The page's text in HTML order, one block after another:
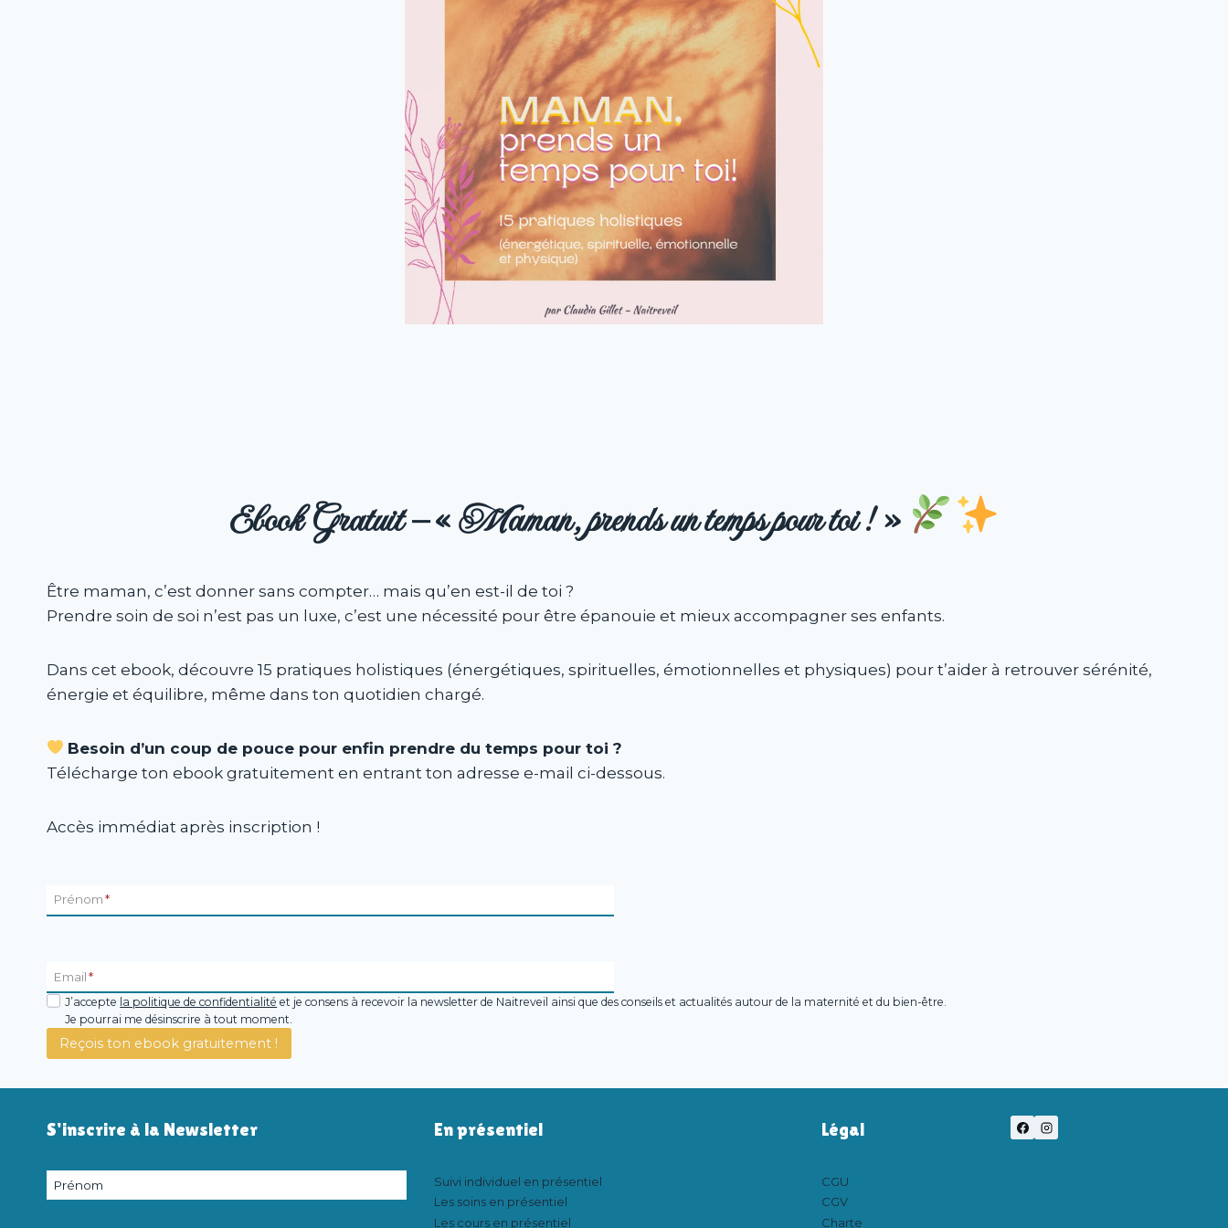
Ebook Gratuit – « Maman, prends un temps pour toi ! »
Être maman, c’est donner sans compter… mais qu’en est-il de toi ?
Prendre soin de soi n’est pas un luxe, c’est une nécessité pour être épanouie et mieux accompagner ses enfants.
Dans cet ebook, découvre 15 pratiques holistiques (énergétiques, spirituelles, émotionnelles et physiques) pour t’aider à retrouver sérénité,
énergie et équilibre, même dans ton quotidien chargé.
Besoin d’un coup de pouce pour enfin prendre du temps pour toi ?
Télécharge ton ebook gratuitement en entrant ton adresse e-mail ci-dessous.
Accès immédiat après inscription !
Prénom*
Email*
J’accepte la politique de confidentialité et je consens à recevoir la newsletter de Naitreveil ainsi que des conseils et actualités autour de la maternité et du bien-être.
Je pourrai me désinscrire à tout moment.
Reçois ton ebook gratuitement !
S'inscrire à la Newsletter En présentiel
Suivi individuel en présentiel
Les soins en présentiel
Les cours en présentiel
Légal
CGU
CGV
Charte